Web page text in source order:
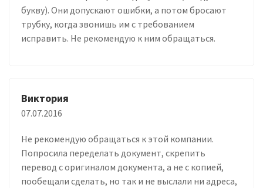
букву). Они допускают ошибки, а потом бросают
трубку, когда звонишь им с требованием
исправить. Не рекомендую к ним обращаться.
Виктория
07.07.2016
Не рекомендую обращаться к этой компании.
Попросила переделать документ, скрепить
перевод с оригиналом документа, а не с копией,
пообещали сделать, но так и не выслали ни адреса,